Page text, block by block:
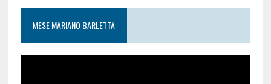
MESE MARIANO BARLETTA